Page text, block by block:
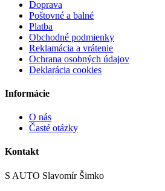
Doprava
Poštovné a balné
Platba
Obchodné podmienky
Reklamácia a vrátenie
Ochrana osobných údajov
Deklarácia cookies
Informácie
O nás
Časté otázky
Kontakt
S AUTO Slavomír Šimko